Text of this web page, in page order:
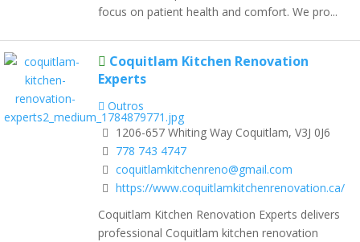
focus on patient health and comfort. We pro...
Coquitlam Kitchen Renovation
Experts
Outros
1206-657 Whiting Way Coquitlam, V3J 0J6
778 743 4747
coquitlamkitchenreno@gmail.com
https://www.coquitlamkitchenrenovation.ca/
Coquitlam Kitchen Renovation Experts delivers
professional Coquitlam kitchen renovation